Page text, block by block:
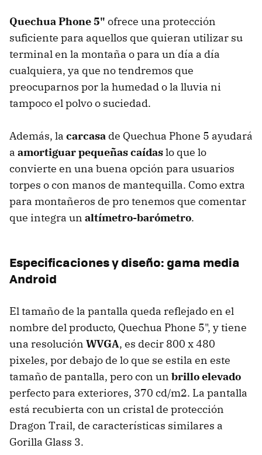
Quechua Phone 5" ofrece una protección
suficiente para aquellos que quieran utilizar su
terminal en la montaña o para un día a día
cualquiera, ya que no tendremos que
preocuparnos por la humedad o la lluvia ni
tampoco el polvo o suciedad.
Además, la carcasa de Quechua Phone 5 ayudará
a amortiguar pequeñas caídaslo que lo
convierte en una buena opción para usuarios
torpes o con manos de mantequilla. Como extra
para montañeros de pro tenemos que comentar
que integra un altímetro-barómetro.
Especificaciones y diseño: gama media
Android
El tamaño de la pantalla queda reflejado en el
nombre del producto, Quechua Phone 5", y tiene
una resolución WVGA, es decir 800 x 480
pixeles, por debajo de lo que se estila en este
tamaño de pantalla, pero con un brillo elevado
perfecto para exteriores, 370 cd/m2. La pantalla
está recubierta con un cristal de protección
Dragon Trail, de características similares a
Gorilla Glass 3.